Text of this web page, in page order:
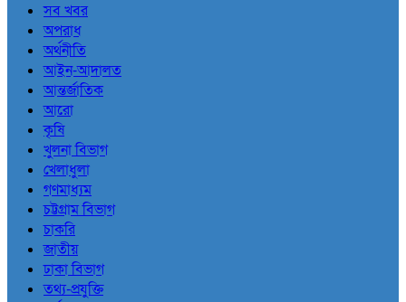
সব খবর
অপরাধ
অর্থনীতি
আইন-আদালত
আন্তর্জাতিক
আরো
কৃষি
খুলনা বিভাগ
খেলাধুলা
গণমাধ্যম
চট্টগ্রাম বিভাগ
চাকরি
জাতীয়
ঢাকা বিভাগ
তথ্য-প্রযুক্তি